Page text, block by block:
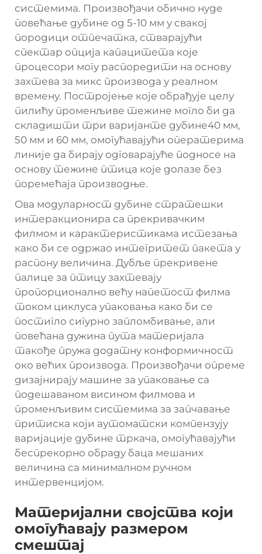
системима. Произвођачи обично нуде
повећање дубине од 5-10 мм у свакој
породици отпечатка, стварајући
спектар опција капацитета које
процесори могу распоредити на основу
захтева за микс производа у реалном
времену. Постројење које обрађује целу
пилићу променљиве тежине могло би да
складишти три варијанте дубине40 мм,
50 мм и 60 мм, омогућавајући оператерима
линије да бирају одговарајуће подносе на
основу тежине птица које долазе без
поремећаја производње.
Ова модуларност дубине стратешки
интеракционира са прекривачким
филмом и карактеристикама истезања
како би се одржао интегритет пакета у
распону величина. Дубље прекривене
палице за птицу захтевају
пропорционално већу напетост филма
током циклуса упаковања како би се
постигло сигурно запломбивање, али
повећана дужина пута материјала
такође пружа додатну конформичност
око већих производа. Произвођачи опреме
дизајнирају машине за упаковање са
подешаваном висином филмова и
променљивим системима за запчавање
притиска који аутоматски компензују
варијације дубине тркача, омогућавајући
беспрекорно обраду баца мешаних
величина са минималном ручном
интервенцијом.
Материјални својства који
омогућавају размером
смештај